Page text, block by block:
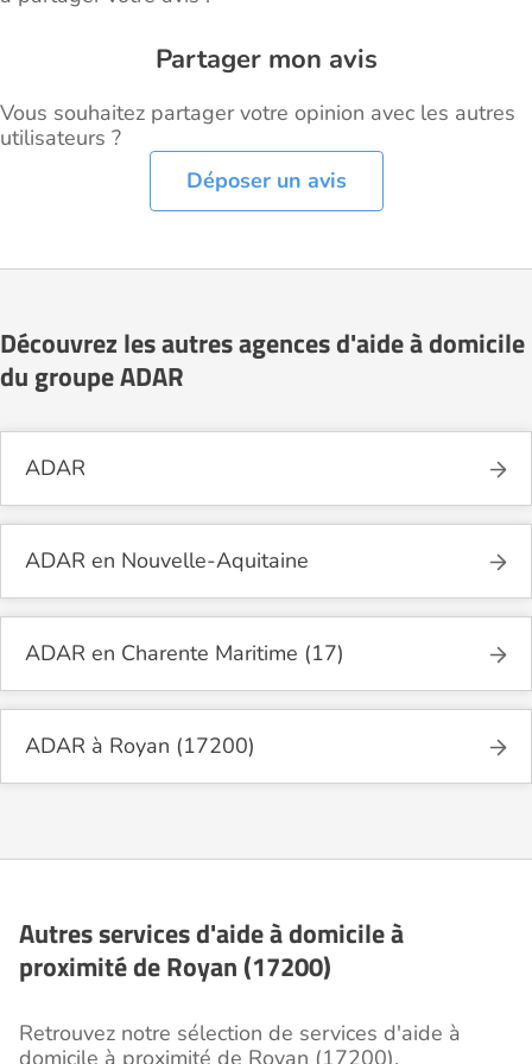
Partager mon avis
Vous souhaitez partager votre opinion avec les autres
utilisateurs ?
Déposer un avis
Découvrez les autres agences d'aide à domicile
du groupe ADAR
ADAR
ADAR en Nouvelle-Aquitaine
ADAR en Charente Maritime (17)
ADAR à Royan (17200)
Autres services d'aide à domicile à
proximité de Royan (17200)
Retrouvez notre sélection de services d'aide à